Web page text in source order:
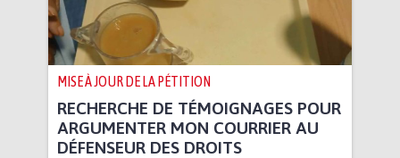
MISE À JOUR DE LA PÉTITION
RECHERCHE DE TÉMOIGNAGES POUR
ARGUMENTER MON COURRIER AU
DÉFENSEUR DES DROITS